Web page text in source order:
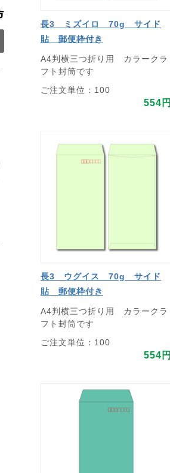
長3 ミズイロ 70g サイド
貼 郵便枠付き
A4判横三つ折り用 カラークラ
フト封筒です
ご注文単位：100
554円
長3 ウグイス 70g サイド
貼 郵便枠付き
A4判横三つ折り用 カラークラ
フト封筒です
ご注文単位：100
554円